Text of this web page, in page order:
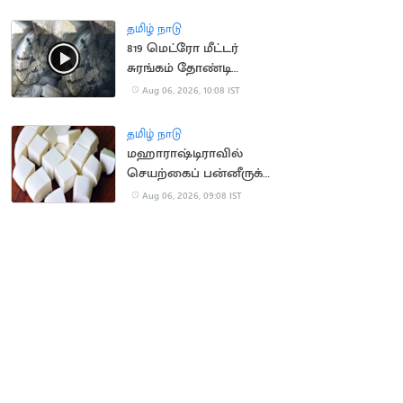
தமிழ் நாடு
819 மெட்ரோ மீட்டர்
சுரங்கம் தோண்டி
நீலகிரி இயந்திரம்
Aug 06, 2026, 10:08 IST
தமிழ் நாடு
மஹாராஷ்டிராவில்
செயற்கைப் பன்னீருக்கு
ஓராண்டு தடை
Aug 06, 2026, 09:08 IST